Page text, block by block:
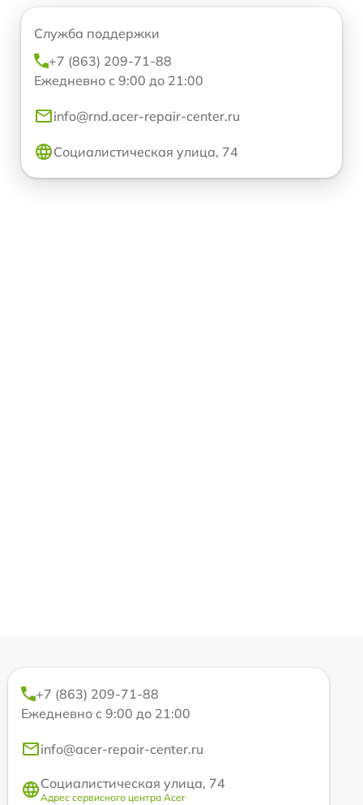
Служба поддержки
+7 (863) 209-71-88
Ежедневно с 9:00 до 21:00
info@rnd.acer-repair-center.ru
Социалистическая улица, 74
+7 (863) 209-71-88
Ежедневно с 9:00 до 21:00
info@acer-repair-center.ru
Социалистическая улица, 74
Адрес сервисного центра Acer